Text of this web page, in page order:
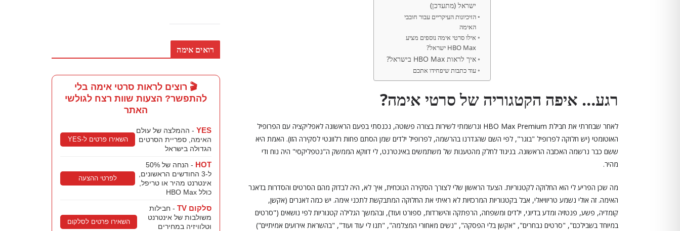
ישראל (מתעדכן)
הזיכיונות העיקריים עבור חובבי
האימה
אילו סרטי אימה נוספים מציע
HBO Max ישראל?
איך לראות HBO Max בישראל?
עוד כתבות שיפחידו אתכם
רגע… איפה הקטגוריה של סרטי אימה?
לאחר שבחרתי את חבילת HBO Max Premium ונרשמתי לשירות בצורה פשוטה, נכנסתי בפעם הראשונה לאפליקציה עם הפרופיל
האוטומטי (יש חלוקה לפרופיל "בוגר", לפי השם שהגדרנו בהרשמה, לפרופיל ילדים שמן הסתם פחות רלוונטי לסקירה הזו). האמת היא
ששם כבר נרשמה האכזבה הראשונה. בניגוד לחלק מהטענות של משתמשים באינטרנט, לי דווקא הממשק ה"נטפליקסי" היה נוח ודי
מהיר.
מה שכן הפריע לי הוא החלוקה לקטגוריות. הצעד הראשון שלי לצורך הסקירה הנוכחית, איך לא, היה לבדוק מהם הסרטים והסדרות בז'אנר
האימה. זה אולי נשמע טריוויאלי, אבל בקטגוריות המרכזיות לא ראיתי את החלוקה המתבקשת לתכני אימה. יש כמה ז'אנרים (אקשן,
קומדיה, פשע, פנטזיה ומדע בדיוני, ילדים ומשפחה, הרפתקה והישרדות, ספורט ועוד), ובהמשך הגלילה קטגוריות לפי נושאים ("סרטים
במיוחד בשבילכם", "סרטים נבחרים", "אקשן בלי הפסקה", "נשים מאחורי המצלמה", "תנו לי עוד ועוד", "בהשראת אירועים אמיתיים")
רואים אימה
🎬 רוצים לראות סרטי אימה בלי
להתפשר? הצעות שוות רצח לגולשי
האתר
YES - ההמלצה של עולם
האימה, ספריית הסרטים
הגדולה בישראל
השאירו פרטים ל-YES
HOT
- הנחה של 50%
ל-3 החודשים הראשונים,
אינטרנט מהיר או טריפל,
כולל HBO Max
לפרטי ההצעה
סלקום TV
- חבילות
משולבות של אינטרנט
וטלוויזיה במחירים
השאירו פרטים לסלקום